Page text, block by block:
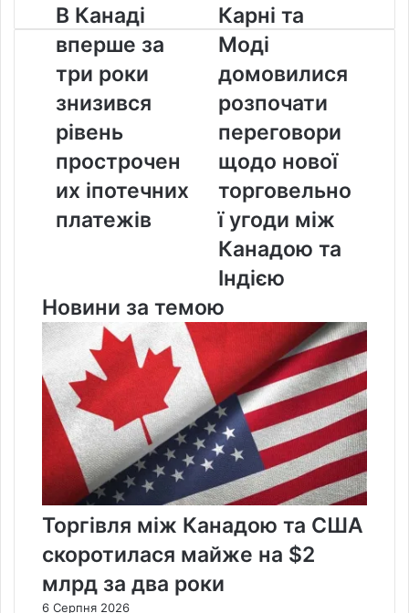
В
Канаді
вперше
за
три
роки
знизився
рівень
прострочених
іпотечних
платежів
В Канаді
вперше за
три роки
знизився
рівень
прострочен
их іпотечних
платежів
Карні
та
Моді
домовилися
розпочати
переговори
нової
торговельної
між
Канадою
та
Індією
Карні та
Моді
домовилися
розпочати
переговори
щодо нової
торговельно
ї угоди між
Канадою та
Індією
Новини за темою
Торгівля між Канадою та США
скоротилася майже на $2
млрд за два роки
6 Серпня 2026